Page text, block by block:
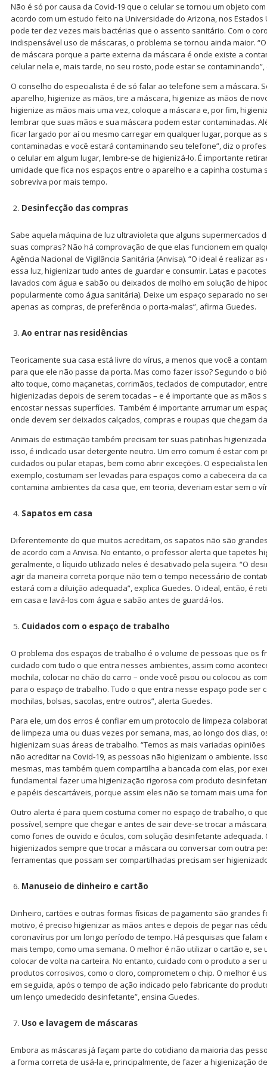
Não é só por causa da Covid-19 que o celular se tornou um objeto
acordo com um estudo feito na Universidade do Arizona, nos
pode ter dez vezes mais bactérias que o assento sanitário. Com o
indispensável uso de máscaras, o problema se tornou ainda maior.
de máscara porque a parte externa da máscara é onde existe a
celular nela e, mais tarde, no seu rosto, pode estar se
O conselho do especialista é de só falar ao telefone sem a máscara.
aparelho, higienize as mãos, tire a máscara, higienize as mãos de
higienize as mãos mais uma vez, coloque a máscara e, por fim,
lembrar que suas mãos e sua máscara podem estar contaminadas.
ficar largado por aí ou mesmo carregar em qualquer lugar, porque
contaminadas e você estará contaminando seu telefone”, diz o
o celular em algum lugar, lembre-se de higienizá-lo. É importante
umidade que fica nos espaços entre o aparelho e a capinha
sobreviva por mais tempo.
Desinfecção das compras
Sabe aquela máquina de luz ultravioleta que alguns supermercados
suas compras? Não há comprovação de que elas funcionem em
Agência Nacional de Vigilância Sanitária (Anvisa). “O ideal é realizar
essa luz, higienizar tudo antes de guardar e consumir. Latas e
lavados com água e sabão ou deixados de molho em solução de
popularmente como água sanitária). Deixe um espaço separado no
apenas as compras, de preferência o porta-malas”, afirma Guedes.
Ao entrar nas residências
Teoricamente sua casa está livre do vírus, a menos que você a
para que ele não passe da porta. Mas como fazer isso? Segundo o
alto toque, como maçanetas, corrimãos, teclados de computador,
higienizadas depois de serem tocadas – e é importante que as mãos
encostar nessas superfícies. Também é importante arrumar um
onde devem ser deixados calçados, compras e roupas que chegam
Animais de estimação também precisam ter suas patinhas
isso, é indicado usar detergente neutro. Um erro comum é estar com
cuidados ou pular etapas, bem como abrir exceções. O especialista
exemplo, costumam ser levadas para espaços como a cabeceira da
contamina ambientes da casa que, em teoria, deveriam estar sem o
Sapatos em casa
Diferentemente do que muitos acreditam, os sapatos não são
de acordo com a Anvisa. No entanto, o professor alerta que tapetes
geralmente, o líquido utilizado neles é desativado pela sujeira. “O
agir da maneira correta porque não tem o tempo necessário de
estará com a diluição adequada”, explica Guedes. O ideal, então, é
em casa e lavá-los com água e sabão antes de guardá-los.
Cuidados com o espaço de trabalho
O problema dos espaços de trabalho é o volume de pessoas que os
cuidado com tudo o que entra nesses ambientes, assim como
mochila, colocar no chão do carro – onde você pisou ou colocou as
para o espaço de trabalho. Tudo o que entra nesse espaço pode ser
mochilas, bolsas, sacolas, entre outros”, alerta Guedes.
Para ele, um dos erros é confiar em um protocolo de limpeza
de limpeza uma ou duas vezes por semana, mas, ao longo dos dias,
higienizam suas áreas de trabalho. “Temos as mais variadas
não acreditar na Covid-19, as pessoas não higienizam o ambiente.
mesmas, mas também quem compartilha a bancada com elas, por
fundamental fazer uma higienização rigorosa com produto
e papéis descartáveis, porque assim eles não se tornam mais uma
Outro alerta é para quem costuma comer no espaço de trabalho, o
possível, sempre que chegar e antes de sair deve-se trocar a
como fones de ouvido e óculos, com solução desinfetante adequada.
higienizados sempre que trocar a máscara ou conversar com outra
ferramentas que possam ser compartilhadas precisam ser
Manuseio de dinheiro e cartão
Dinheiro, cartões e outras formas físicas de pagamento são grandes
motivo, é preciso higienizar as mãos antes e depois de pegar nas
coronavírus por um longo período de tempo. Há pesquisas que falam
mais tempo, como uma semana. O melhor é não utilizar o cartão e,
colocar de volta na carteira. No entanto, cuidado com o produto a ser
produtos corrosivos, como o cloro, comprometem o chip. O melhor é
em seguida, após o tempo de ação indicado pelo fabricante do
um lenço umedecido desinfetante”, ensina Guedes.
Uso e lavagem de máscaras
Embora as máscaras já façam parte do cotidiano da maioria das
a forma correta de usá-la e, principalmente, de fazer a higienização